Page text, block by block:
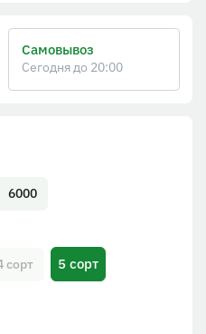
6000
сорт 5 сорт
Самовывоз
Сегодня до 20:00